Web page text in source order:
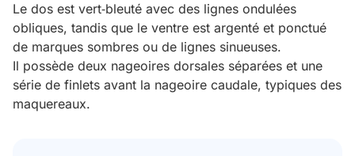
Le dos est vert‑bleuté avec des lignes ondulées
obliques, tandis que le ventre est argenté et ponctué
de marques sombres ou de lignes sinueuses.
Il possède deux nageoires dorsales séparées et une
série de finlets avant la nageoire caudale, typiques des
maquereaux.